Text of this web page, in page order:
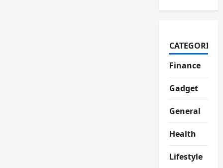
CATEGORIES
Finance
Gadget
General
Health
Lifestyle